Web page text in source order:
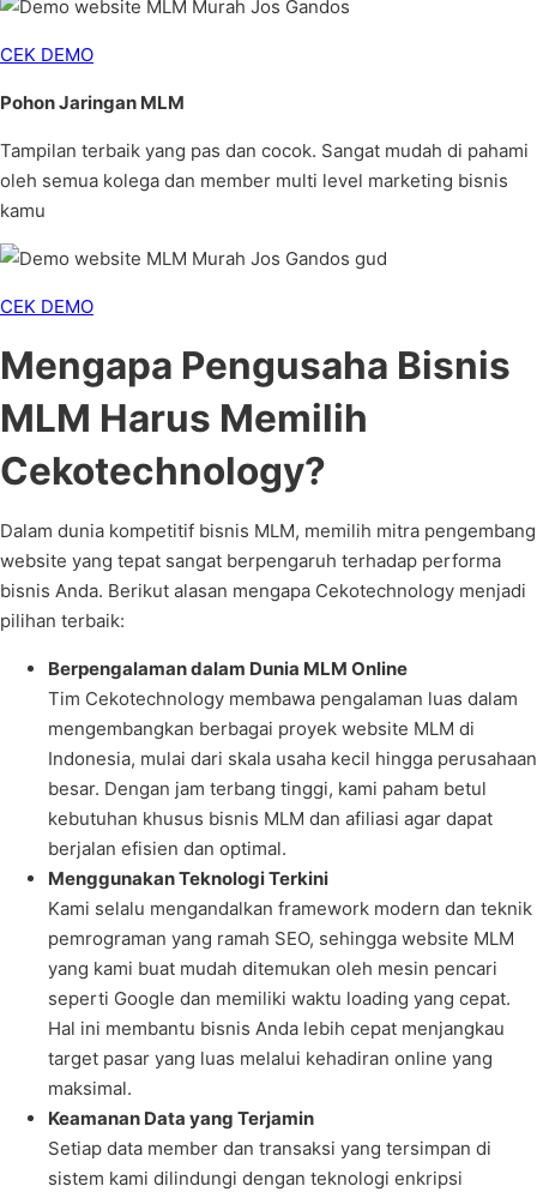
CEK DEMO
Pohon Jaringan MLM
Tampilan terbaik yang pas dan cocok. Sangat mudah di pahami
oleh semua kolega dan member multi level marketing bisnis
kamu
CEK DEMO
Mengapa Pengusaha Bisnis
MLM Harus Memilih
Cekotechnology?
Dalam dunia kompetitif bisnis MLM, memilih mitra pengembang
website yang tepat sangat berpengaruh terhadap performa
bisnis Anda. Berikut alasan mengapa Cekotechnology menjadi
pilihan terbaik:
Berpengalaman dalam Dunia MLM Online
Tim Cekotechnology membawa pengalaman luas dalam
mengembangkan berbagai proyek website MLM di
Indonesia, mulai dari skala usaha kecil hingga perusahaan
besar. Dengan jam terbang tinggi, kami paham betul
kebutuhan khusus bisnis MLM dan afiliasi agar dapat
berjalan efisien dan optimal.
Menggunakan Teknologi Terkini
Kami selalu mengandalkan framework modern dan teknik
pemrograman yang ramah SEO, sehingga website MLM
yang kami buat mudah ditemukan oleh mesin pencari
seperti Google dan memiliki waktu loading yang cepat.
Hal ini membantu bisnis Anda lebih cepat menjangkau
target pasar yang luas melalui kehadiran online yang
maksimal.
Keamanan Data yang Terjamin
Setiap data member dan transaksi yang tersimpan di
sistem kami dilindungi dengan teknologi enkripsi